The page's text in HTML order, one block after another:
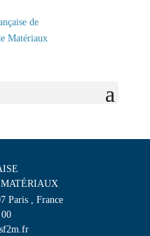
Paris , France